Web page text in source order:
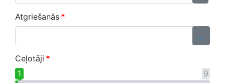
Atgriešanās *
...
Ceļotāji *
9
1